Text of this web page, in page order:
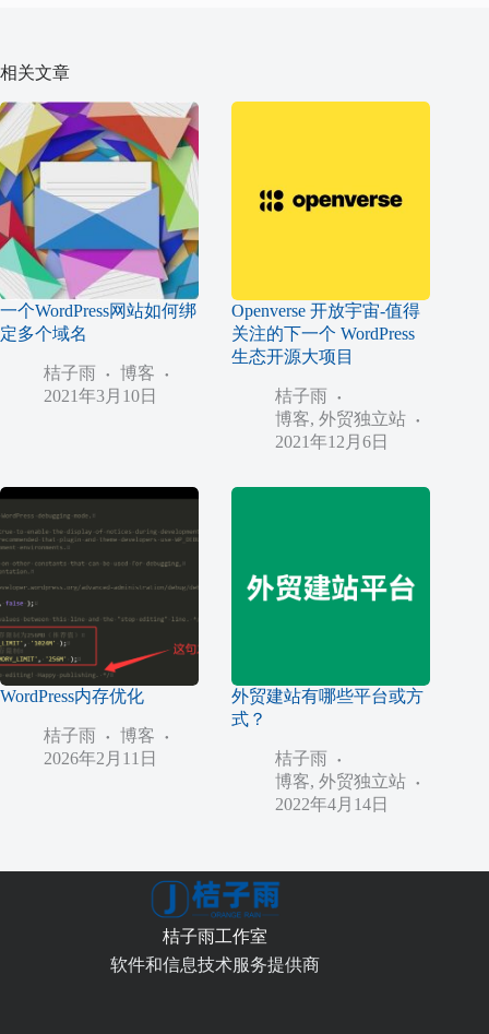
相关文章
一个WordPress网站如何绑
定多个域名
桔子雨
博客
2021年3月10日
Openverse 开放宇宙-值得
关注的下一个 WordPress
生态开源大项目
桔子雨
博客,外贸独立站
2021年12月6日
WordPress内存优化
桔子雨
博客
2026年2月11日
外贸建站有哪些平台或方
式？
桔子雨
博客,外贸独立站
2022年4月14日
桔子雨工作室
软件和信息技术服务提供商